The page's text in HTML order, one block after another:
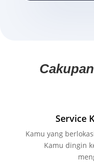
Service
Kamu yang
Kamu dingin